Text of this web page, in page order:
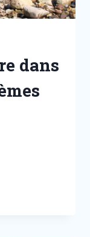
dans